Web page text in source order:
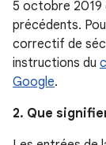
5 octobre 2019
précédents.
correctif de
instructions du
Google.
2. Que